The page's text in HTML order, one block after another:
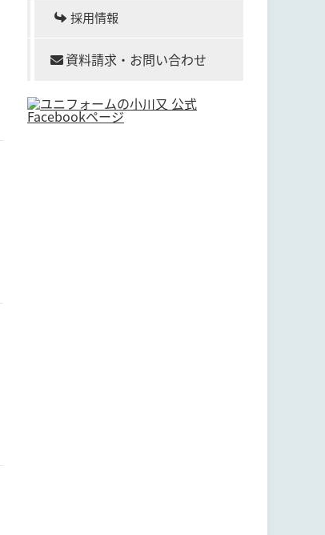
採用情報
資料請求・お問い合わせ